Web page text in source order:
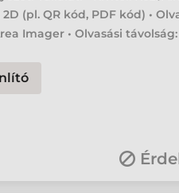
(pl. QR kód, PDF kód) •
Imager • Olvasási